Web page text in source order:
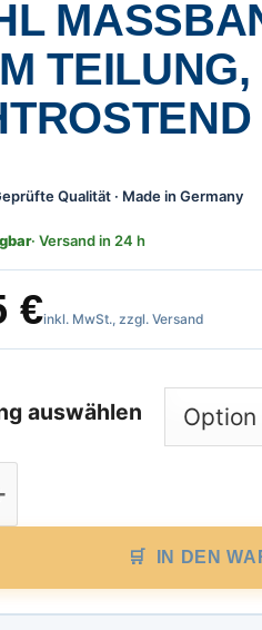
N
Qualität · Made in Germany
· Versand in 24 h
€inkl. MwSt., zzgl. Versand
auswählen
Länge 30 m,
IN DEN